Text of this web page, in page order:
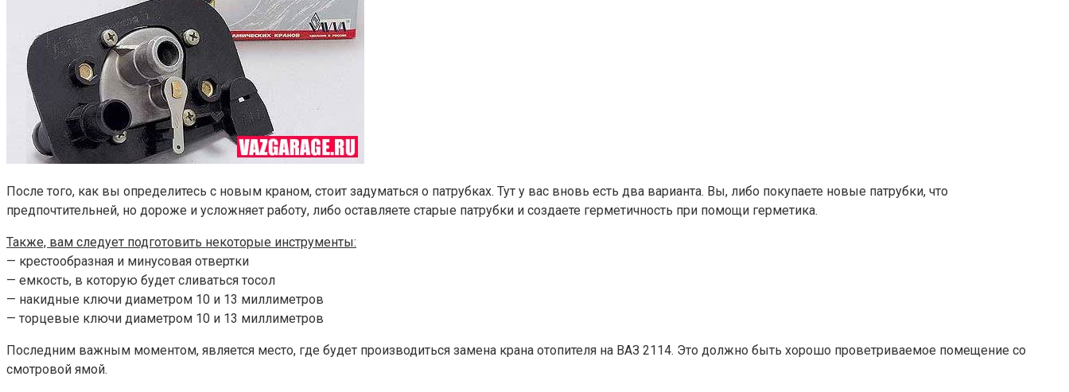
После того, как вы определитесь с новым краном, стоит задуматься о патрубках. Тут у вас вновь есть два варианта. Вы, либо покупаете новые патрубки, что
предпочтительней, но дороже и усложняет работу, либо оставляете старые патрубки и создаете герметичность при помощи герметика.
Также, вам следует подготовить некоторые инструменты:
— крестообразная и минусовая отвертки
— емкость, в которую будет сливаться тосол
— накидные ключи диаметром 10 и 13 миллиметров
— торцевые ключи диаметром 10 и 13 миллиметров
Последним важным моментом, является место, где будет производиться замена крана отопителя на ВАЗ 2114. Это должно быть хорошо проветриваемое помещение со
смотровой ямой.